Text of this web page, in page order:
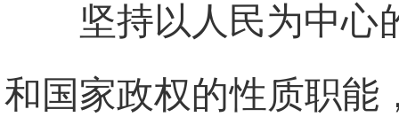
坚持以人民为中心
和国家政权的性质职能